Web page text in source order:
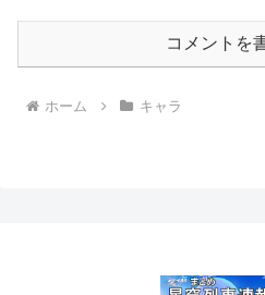
コメントを
ホーム キャラ